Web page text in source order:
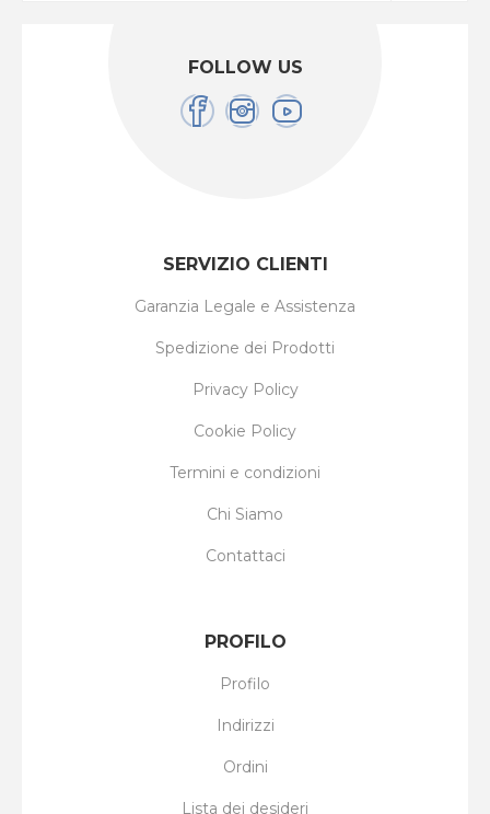
FOLLOW US
SERVIZIO CLIENTI
Garanzia Legale e Assistenza
Spedizione dei Prodotti
Privacy Policy
Cookie Policy
Termini e condizioni
Chi Siamo
Contattaci
PROFILO
Profilo
Indirizzi
Ordini
Lista dei desideri